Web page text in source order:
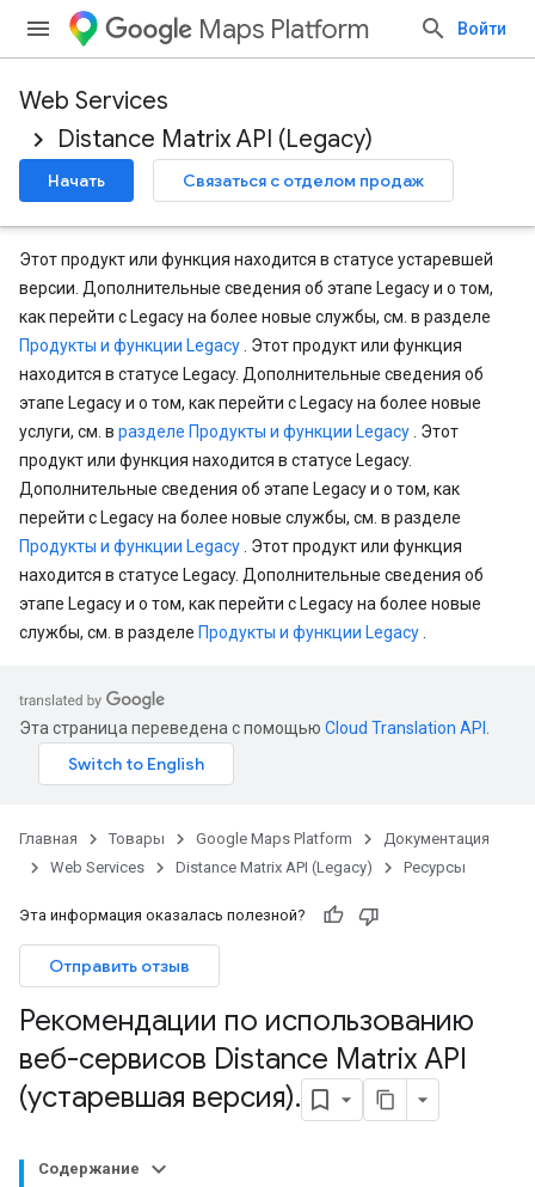
Maps Platform Войти
Web Services
Distance Matrix API (Legacy)
Начать Связаться с отделом продаж
Этот продукт или функция находится в статусе устаревшей
версии. Дополнительные сведения об этапе Legacy и о том,
как перейти с Legacy на более новые службы, см. в разделе
Продукты и функции Legacy . Этот продукт или функция
находится в статусе Legacy. Дополнительные сведения об
этапе Legacy и о том, как перейти с Legacy на более новые
услуги, см. в разделе Продукты и функции Legacy . Этот
продукт или функция находится в статусе Legacy.
Дополнительные сведения об этапе Legacy и о том, как
перейти с Legacy на более новые службы, см. в разделе
Продукты и функции Legacy . Этот продукт или функция
находится в статусе Legacy. Дополнительные сведения об
этапе Legacy и о том, как перейти с Legacy на более новые
службы, см. в разделе Продукты и функции Legacy
Эта страница переведена с помощью Cloud Translation API
Главная Товары Google Maps Platform
Документация
Web Services
Distance Matrix API (Legacy) Ресурсы
Эта информация оказалась полезной?
Отправить отзыв
Рекомендации по использованию
веб-сервисов Distance Matrix API
(устаревшая версия).
Содержание